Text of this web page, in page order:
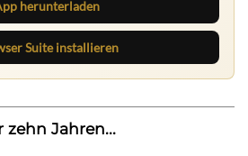
herunterladen
Suite installieren
zehn Jahren...